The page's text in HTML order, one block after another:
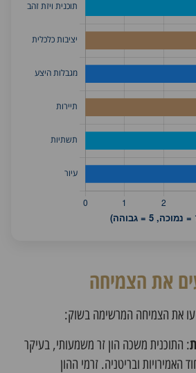
את הצמיחה
את הצמיחה המרשימה בשוק:
: התוכנית משכה הון זר משמעותי, בעיקר
האמירויות ובריטניה. זרמי ההון